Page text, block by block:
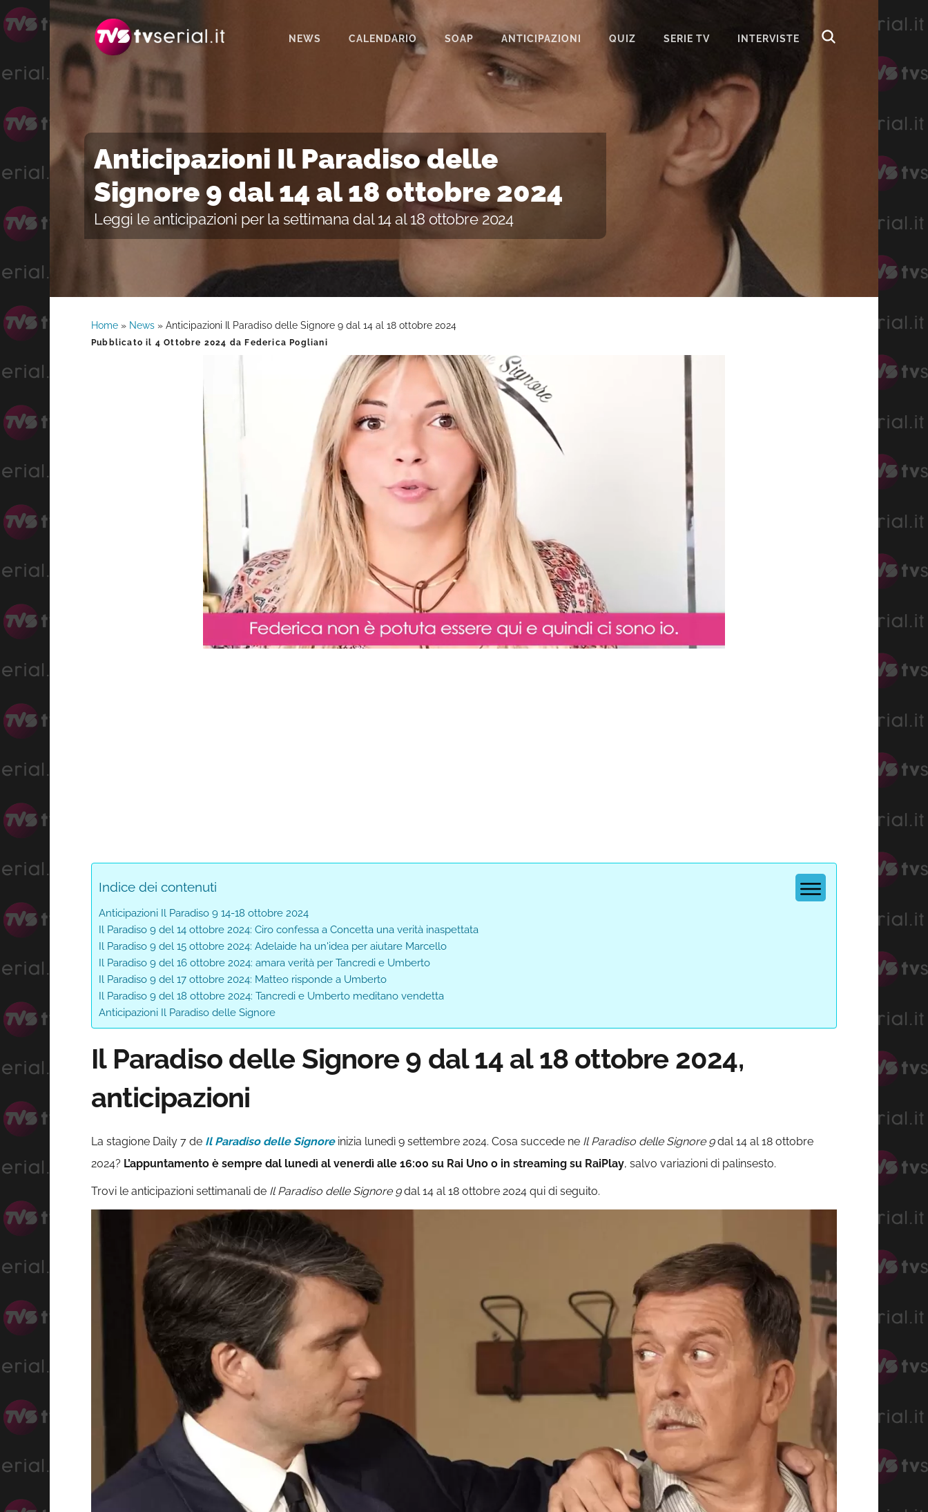
Passa
alla
navigazione
primaria
Passa
al
contenuto
principale
Passa
alla
barra
NEWS CALENDARIO SOAP
IL PARADISO DELLE SIGNORE
SEGRETI DI FAMIGLIA
TEMPESTA D’AMORE
UN POSTO AL SOLE
ANTICIPAZIONI QUIZ SERIE TV INTERVISTE
Anticipazioni Il Paradiso delle
Signore 9 dal 14 al 18 ottobre 2024
Leggi le anticipazioni per la settimana dal 14 al 18 ottobre 2024
Home » News » Anticipazioni Il Paradiso delle Signore 9 dal 14 al 18 ottobre 2024
Pubblicato il 4 Ottobre 2024 da Federica Pogliani
Unmute
0%
0%
Indice dei contenuti
Anticipazioni Il Paradiso 9 14-18 ottobre 2024
Il Paradiso 9 del 14 ottobre 2024: Ciro confessa a Concetta una verità inaspettata
Il Paradiso 9 del 15 ottobre 2024: Adelaide ha un'idea per aiutare Marcello
Il Paradiso 9 del 16 ottobre 2024: amara verità per Tancredi e Umberto
Il Paradiso 9 del 17 ottobre 2024: Matteo risponde a Umberto
Il Paradiso 9 del 18 ottobre 2024: Tancredi e Umberto meditano vendetta
Anticipazioni Il Paradiso delle Signore
Il Paradiso delle Signore 9 dal 14 al 18 ottobre 2024,
anticipazioni
La stagione Daily 7 de Il Paradiso delle Signoreinizia lunedì 9 settembre 2024. Cosa succede ne Il Paradiso delle Signore 9dal 14 al 18 ottobre
2024? L’appuntamento è sempre dal lunedì al venerdì alle 16:00 su Rai Uno o in streaming su RaiPlay, salvo variazioni di palinsesto.
Trovi le anticipazioni settimanali de Il Paradiso delle Signore 9dal 14 al 18 ottobre 2024 qui di seguito.
Barra